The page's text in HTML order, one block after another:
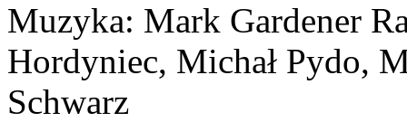
Muzyka: Mark Gardener
Hordyniec, Michał Pydo,
Schwarz